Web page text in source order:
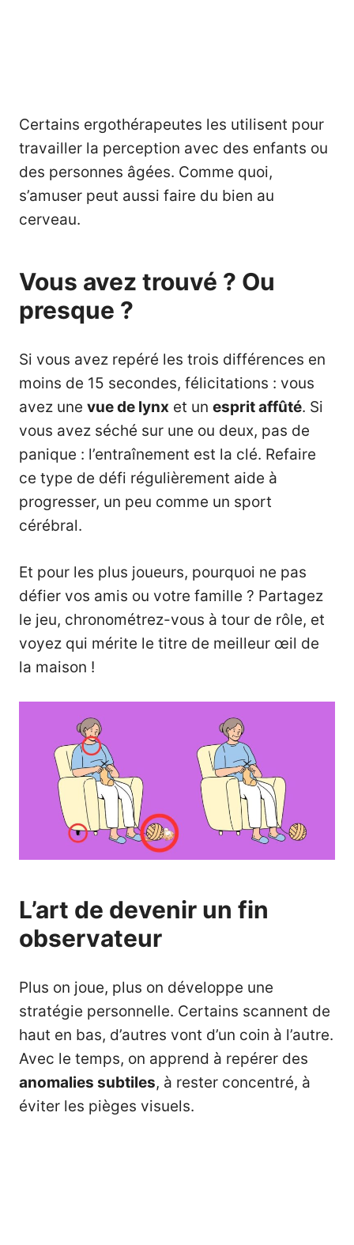
Certains ergothérapeutes les utilisent pour
travailler la perception avec des enfants ou
des personnes âgées. Comme quoi,
s’amuser peut aussi faire du bien au
cerveau.
Vous avez trouvé ? Ou
presque ?
Si vous avez repéré les trois différences en
moins de 15 secondes, félicitations : vous
avez une vue de lynx et un esprit affûté. Si
vous avez séché sur une ou deux, pas de
panique : l’entraînement est la clé. Refaire
ce type de défi régulièrement aide à
progresser, un peu comme un sport
cérébral.
Et pour les plus joueurs, pourquoi ne pas
défier vos amis ou votre famille ? Partagez
le jeu, chronométrez-vous à tour de rôle, et
voyez qui mérite le titre de meilleur œil de
la maison !
L’art de devenir un fin
observateur
Plus on joue, plus on développe une
stratégie personnelle. Certains scannent de
haut en bas, d’autres vont d’un coin à l’autre.
Avec le temps, on apprend à repérer des
anomalies subtiles, à rester concentré, à
éviter les pièges visuels.